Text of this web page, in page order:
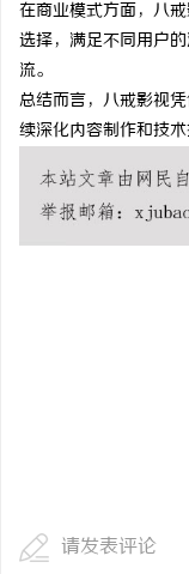
在商业模式方面，八
选择，满足不同用户
流。
总结而言，八戒影视
续深化内容制作和技
请发表评论